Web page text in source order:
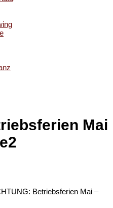
Mai
Betriebsferien Mai –